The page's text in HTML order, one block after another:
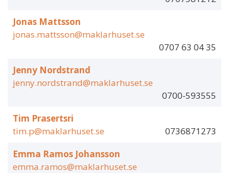
Jonas Mattsson
jonas.mattsson@maklarhuset.se
0707 63 04 35
Jenny Nordstrand
jenny.nordstrand@maklarhuset.se
0700-593555
Tim Prasertsri
tim.p@maklarhuset.se
0736871273
Emma Ramos Johansson
emma.ramos@maklarhuset.se